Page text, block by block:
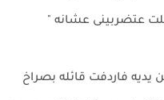
عتضربينى عشانه "
يديه فاردفت قائله بصراخ